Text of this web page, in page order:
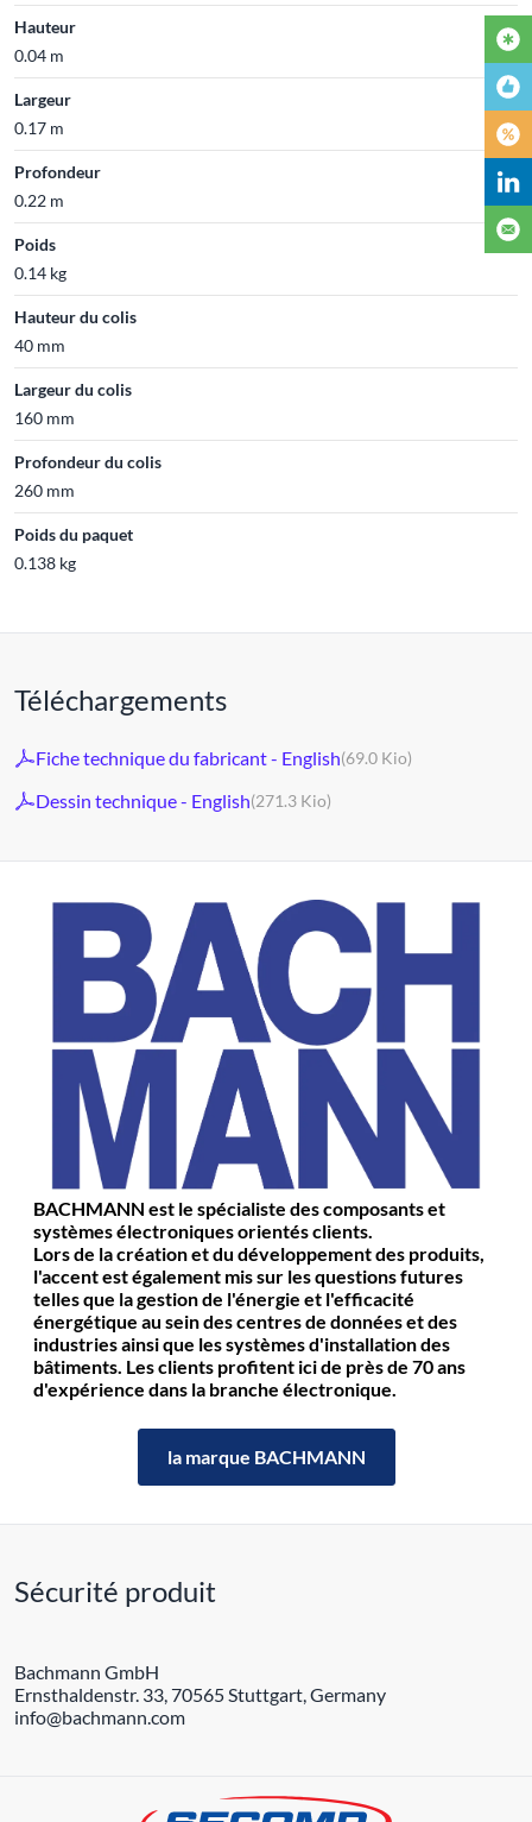
Hauteur
0.04 m
Largeur
0.17 m
Profondeur
0.22 m
Poids
0.14 kg
Hauteur du colis
40 mm
Largeur du colis
160 mm
Profondeur du colis
260 mm
Poids du paquet
0.138 kg
Téléchargements
Fiche technique du fabricant - English(69.0 Kio)
Dessin technique - English(271.3 Kio)
BACHMANN est le spécialiste des composants et
systèmes électroniques orientés clients.
Lors de la création et du développement des produits,
l'accent est également mis sur les questions futures
telles que la gestion de l'énergie et l'efficacité
énergétique au sein des centres de données et des
industries ainsi que les systèmes d'installation des
bâtiments. Les clients profitent ici de près de 70 ans
d'expérience dans la branche électronique.
la marque BACHMANN
Sécurité produit
Bachmann GmbH
Ernsthaldenstr. 33, 70565 Stuttgart, Germany
info@bachmann.com